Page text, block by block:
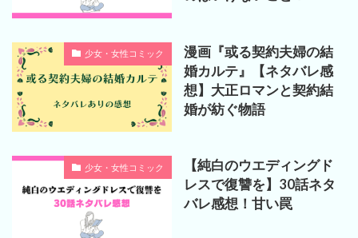
少女・女性コミック
漫画『或る契約夫婦の結
婚カルテ』【ネタバレ感
想】大正ロマンと契約結
婚が紡ぐ物語
少女・女性コミック
【純白のウエディングド
レスで復讐を】30話ネタ
バレ感想！甘い罠